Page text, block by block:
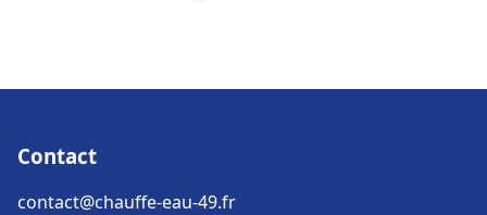
Contact
contact@chauffe-eau-49.fr